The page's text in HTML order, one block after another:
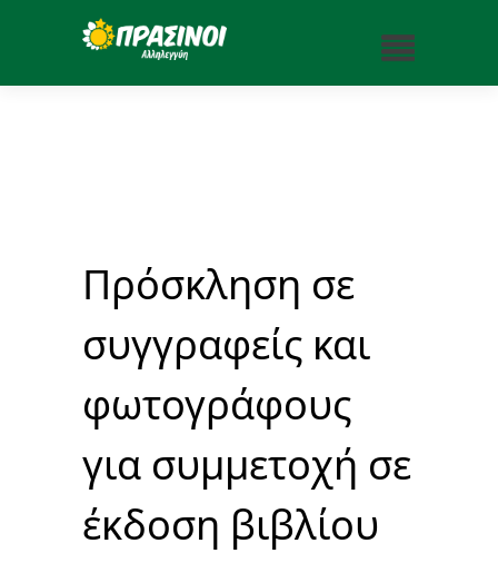
Πρόσκληση σε
συγγραφείς και
φωτογράφους
για συμμετοχή σε
έκδοση βιβλίου